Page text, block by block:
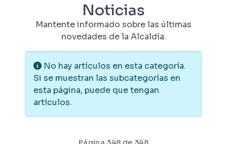
Noticias
Mantente informado sobre las últimas
novedades de la Alcaldía.
Información
No hay artículos en esta categoría.
Si se muestran las subcategorías en
esta página, puede que tengan
artículos.